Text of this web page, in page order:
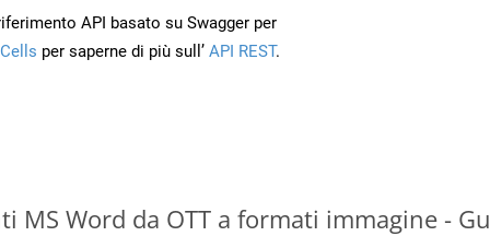
API basato su Swagger per
per saperne di più sull’ API REST.
MS Word da OTT a formati immagine -